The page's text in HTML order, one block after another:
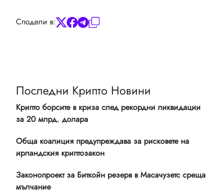
Сподели в:
Последни Крипто Новини
Крипто борсите в криза след рекордни ликвидации
за 20 млрд. долара
Обща коалиция предупреждава за рисковете на
ирландския криптозакон
Законопроект за Биткойн резерв в Масачузетс среща
мълчание